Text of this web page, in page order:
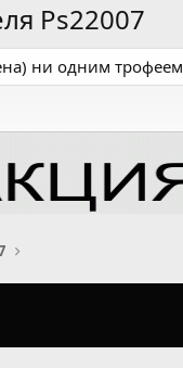
Ps22007
ни одним